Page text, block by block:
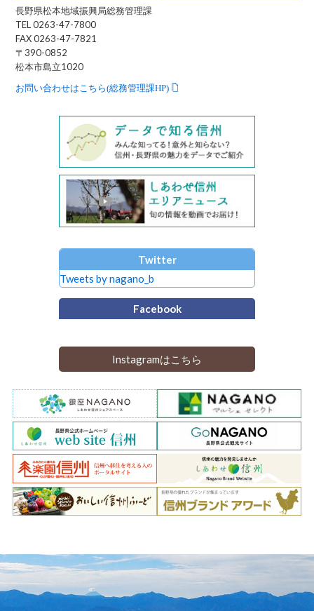
長野県松本地域振興局総務管理課
TEL 0263-47-7800
FAX 0263-47-7821
〒390-0852
松本市島立1020
お問い合わせはこちら(総務管理課HP)
Twitter
Tweets by nagano_b
Facebook
Instagramはこちら